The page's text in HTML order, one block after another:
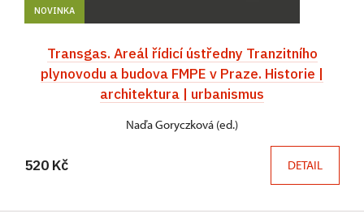
NOVINKA
Transgas. Areál řídicí ústředny Tranzitního
plynovodu a budova FMPE v Praze. Historie |
architektura | urbanismus
Naďa Goryczková (ed.)
520 Kč DETAIL